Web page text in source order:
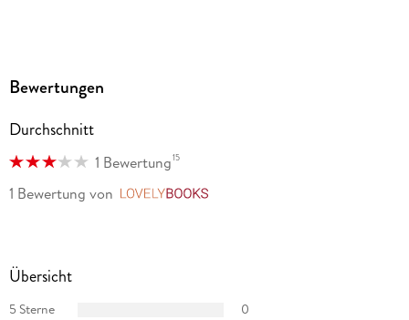
Bewertungen
Durchschnitt
1 Bewertung15
1 Bewertung von
Übersicht
5 Sterne
0